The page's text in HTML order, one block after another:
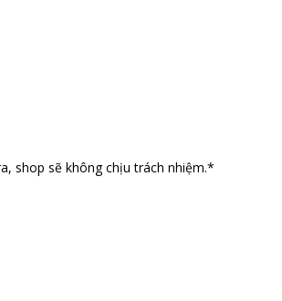
shop sẽ không chịu trách nhiệm.*